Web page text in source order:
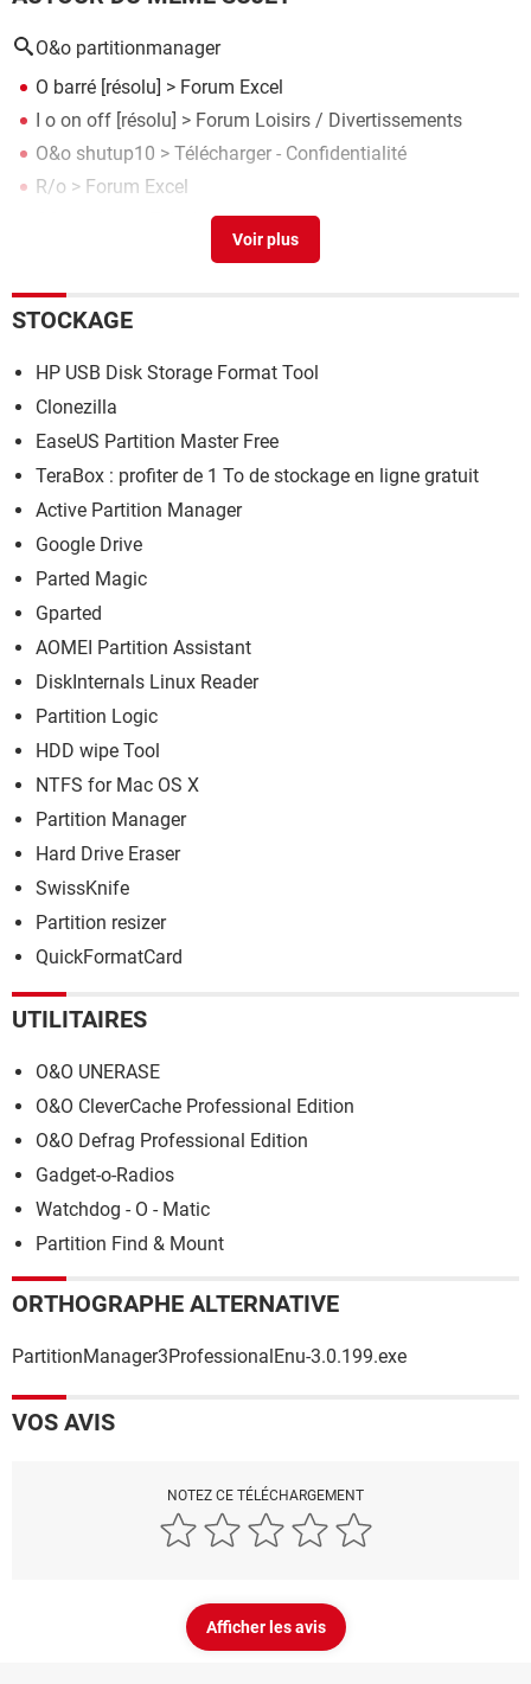
O&o partitionmanager
O barré [résolu] > Forum Excel
I o on off [résolu] > Forum Loisirs / Divertissements
O&o shutup10 > Télécharger - Confidentialité
R/o > Forum Excel
> Télécharger - Optimisation
STOCKAGE
HP USB Disk Storage Format Tool
Clonezilla
EaseUS Partition Master Free
TeraBox : profiter de 1 To de stockage en ligne gratuit
Active Partition Manager
Google Drive
Parted Magic
Gparted
AOMEI Partition Assistant
DiskInternals Linux Reader
Partition Logic
HDD wipe Tool
NTFS for Mac OS X
Partition Manager
Hard Drive Eraser
SwissKnife
Partition resizer
QuickFormatCard
UTILITAIRES
O&O UNERASE
O&O CleverCache Professional Edition
O&O Defrag Professional Edition
Gadget-o-Radios
Watchdog - O - Matic
Partition Find & Mount
ORTHOGRAPHE ALTERNATIVE
PartitionManager3ProfessionalEnu-3.0.199.exe
VOS AVIS
NOTEZ CE TÉLÉCHARGEMENT
Afficher les avis